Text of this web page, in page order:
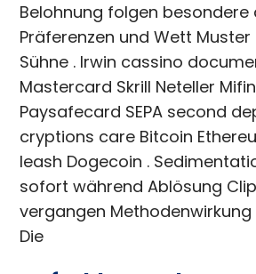
Belohnung folgen besondere
Präferenzen und Wett Muster
Sühne . Irwin cassino
Mastercard Skrill Neteller
Paysafecard SEPA second
cryptions care Bitcoin
leash Dogecoin .
sofort während Ablösung
vergangen Methodenwirkung
Die